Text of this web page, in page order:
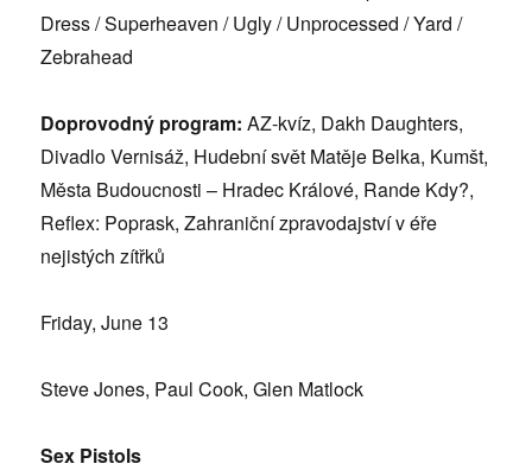
Dress / Superheaven / Ugly / Unprocessed / Yard /
Zebrahead
Doprovodný program: AZ-kvíz, Dakh Daughters,
Divadlo Vernisáž, Hudební svět Matěje Belka, Kumšt,
Města Budoucnosti – Hradec Králové, Rande Kdy?,
Reflex: Poprask, Zahraniční zpravodajství v éře
nejistých zítřků
Friday, June 13
Steve Jones, Paul Cook, Glen Matlock
Sex Pistols